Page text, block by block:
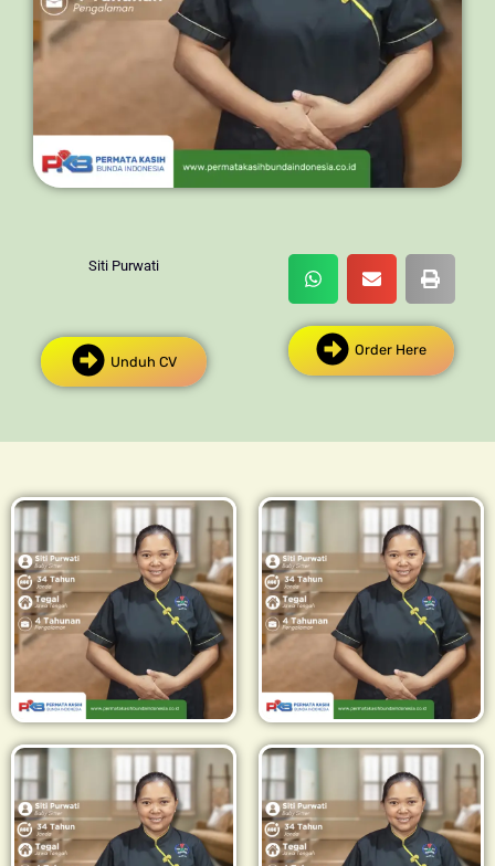
Siti Purwati
Unduh CV
Order Here